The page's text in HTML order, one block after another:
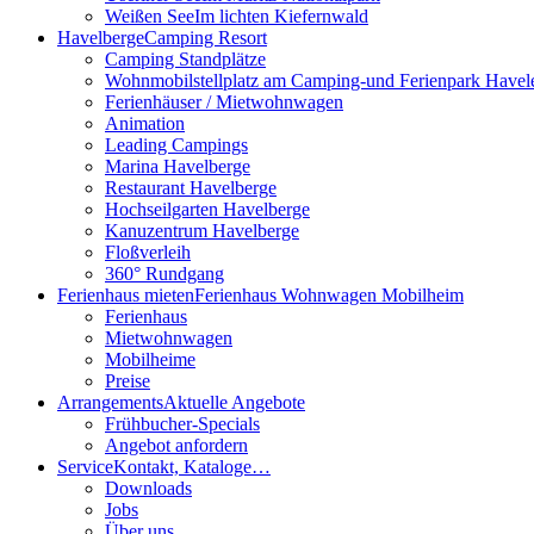
Weißen SeeIm lichten Kiefernwald
HavelbergeCamping Resort
Camping Standplätze
Wohnmobilstellplatz am Camping-und Ferienpark
Ferienhäuser / Mietwohnwagen
Animation
Leading Campings
Marina Havelberge
Restaurant Havelberge
Hochseilgarten Havelberge
Kanuzentrum Havelberge
Floßverleih
360° Rundgang
Ferienhaus mietenFerienhaus Wohnwagen Mobilheim
Ferienhaus
Mietwohnwagen
Mobilheime
Preise
ArrangementsAktuelle Angebote
Frühbucher-Specials
Angebot anfordern
ServiceKontakt, Kataloge…
Downloads
Jobs